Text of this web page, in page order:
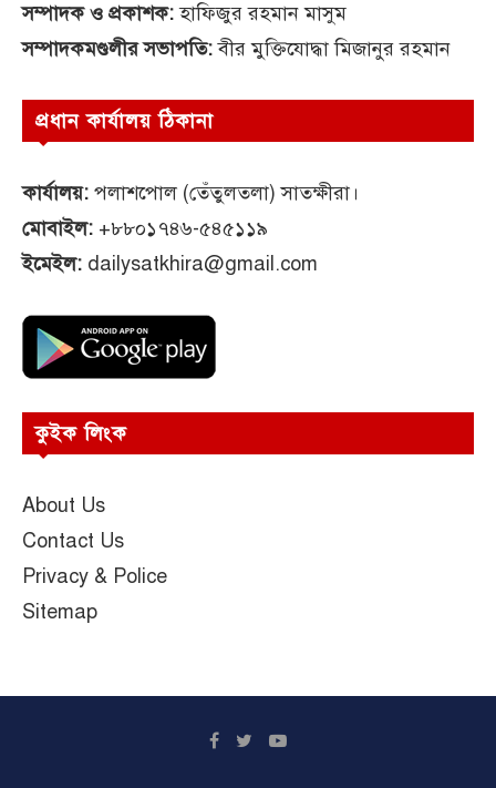
সম্পাদক ও প্রকাশক:হাফিজুর রহমান মাসুম
সম্পাদকমণ্ডলীর সভাপতি:বীর মুক্তিযোদ্ধা মিজানুর রহমান
প্রধান কার্যালয় ঠিকানা
কার্যালয়: পলাশপোল (তেঁতুলতলা) সাতক্ষীরা।
মোবাইল: +৮৮০১৭৪৬-৫৪৫১১৯
ইমেইল: dailysatkhira@gmail.com
কুইক লিংক
About Us
Contact Us
Privacy & Police
Sitemap